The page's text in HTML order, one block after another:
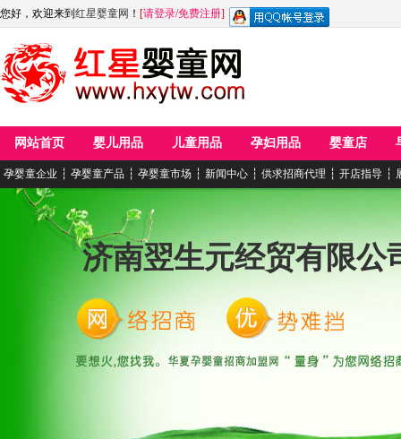
您好，欢迎来到 红星婴童网 ！ [请登录/免费注册]
网站首页 婴儿用品 儿童用品 孕妇用品 婴童店
孕婴童企业 ┆ 孕婴童产品 ┆ 孕婴童市场 ┆ 新闻中心 ┆ 供求招商代理 ┆ 开店指导 ┆
济南翌生元经贸有限公